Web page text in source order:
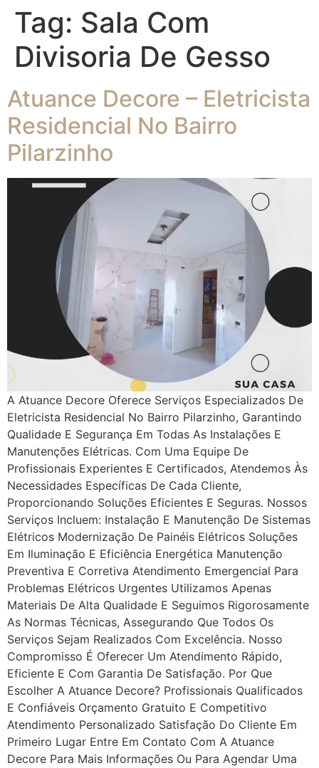
Tag: Sala Com
Divisoria De Gesso
Atuance Decore – Eletricista
Residencial No Bairro
Pilarzinho
A Atuance Decore Oferece Serviços Especializados De
Eletricista Residencial No Bairro Pilarzinho, Garantindo
Qualidade E Segurança Em Todas As Instalações E
Manutenções Elétricas. Com Uma Equipe De
Profissionais Experientes E Certificados, Atendemos Às
Necessidades Específicas De Cada Cliente,
Proporcionando Soluções Eficientes E Seguras. Nossos
Serviços Incluem: Instalação E Manutenção De Sistemas
Elétricos Modernização De Painéis Elétricos Soluções
Em Iluminação E Eficiência Energética Manutenção
Preventiva E Corretiva Atendimento Emergencial Para
Problemas Elétricos Urgentes Utilizamos Apenas
Materiais De Alta Qualidade E Seguimos Rigorosamente
As Normas Técnicas, Assegurando Que Todos Os
Serviços Sejam Realizados Com Excelência. Nosso
Compromisso É Oferecer Um Atendimento Rápido,
Eficiente E Com Garantia De Satisfação. Por Que
Escolher A Atuance Decore? Profissionais Qualificados
E Confiáveis Orçamento Gratuito E Competitivo
Atendimento Personalizado Satisfação Do Cliente Em
Primeiro Lugar Entre Em Contato Com A Atuance
Decore Para Mais Informações Ou Para Agendar Uma